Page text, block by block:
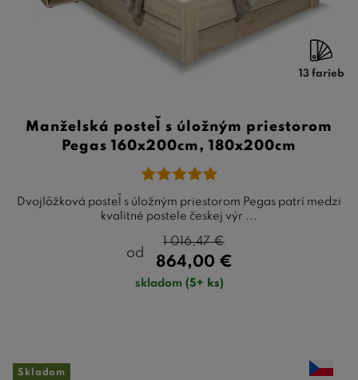
13 farieb
Manželská posteľ s úložným priestorom
Pegas 160x200cm, 180x200cm
Dvojlôžková posteľ s úložným priestorom Pegas patrí medzi
kvalitné postele českej výr ...
od
864,00 €
1 016,47€
skladom (5+ ks)
Skladom